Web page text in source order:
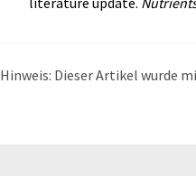
Hinweis: Dieser Artikel wurde